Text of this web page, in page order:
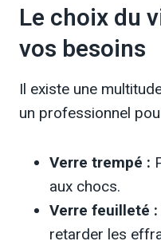
Le choix du
vos besoins
Il existe une
un professionnel
Verre trempé :
aux chocs.
Verre feuilleté :
retarder les